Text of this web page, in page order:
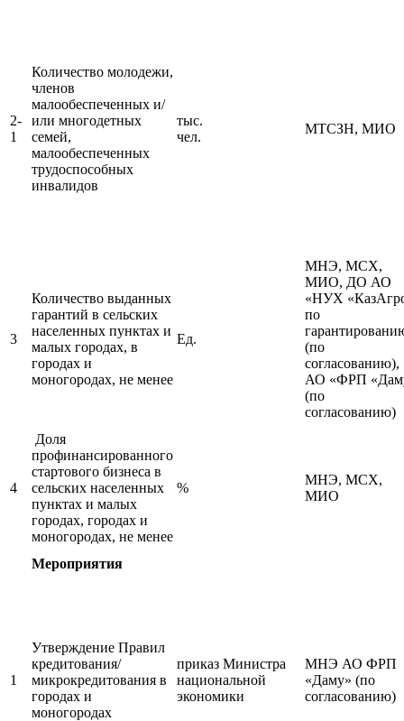
2-
1
Количество молодежи,
членов
малообеспеченных и/
или многодетных
семей,
малообеспеченных
трудоспособных
инвалидов
тыс.
чел.
МТСЗН, МИО
3
Количество выданных
гарантий в сельских
населенных пунктах и
малых городах, в
городах и
моногородах, не менее
Ед.
МНЭ, МСХ,
МИО, ДО АО
«НУХ
по
(по
согласованию),
АО «ФРП
(по
согласованию)
4
Доля
профинансированного
стартового бизнеса в
сельских населенных
пунктах и малых
городах, городах и
моногородах, не менее
%
МНЭ, МСХ,
МИО
Мероприятия
1
Утверждение Правил
кредитования/
микрокредитования в
городах и
моногородах
приказ Министра
национальной
экономики
МНЭ АО ФРП
«Даму» (по
согласованию)